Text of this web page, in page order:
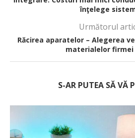
înţelege
Următorul
Răcirea aparatelor – Alegerea
materialelor firmei
S-AR PUTEA SĂ VĂ